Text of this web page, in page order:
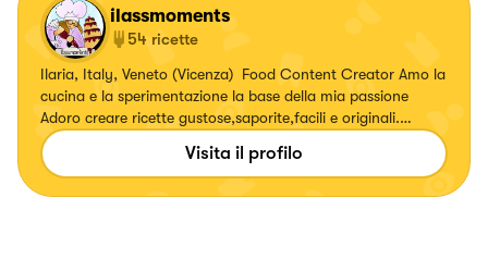
ilassmoments
54 ricette
Ilaria, Italy, Veneto (Vicenza) Food Content Creator Amo la
cucina e la sperimentazione la base della mia passione
Adoro creare ricette gustose,saporite,facili e originali.
Seguimi anche su Instagram @ilassmoments
Visita il profilo